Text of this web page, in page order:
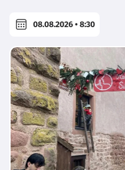
08.08.2026 • 8:30